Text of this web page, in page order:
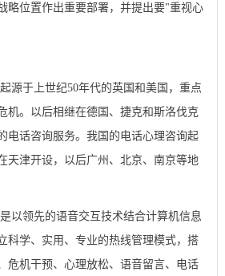
略位置作出重要部署，并提出要"重视心
于上世纪50年代的英国和美国，重点
机。以后相继在德国、捷克和斯洛伐克
电话咨询服务。我国的电话心理咨询起
天津开设，以后广州、北京、南京等地
领先的语音交互技术结合计算机信息
科学、实用、专业的热线管理模式，搭
危机干预、心理放松、语音留言、电话